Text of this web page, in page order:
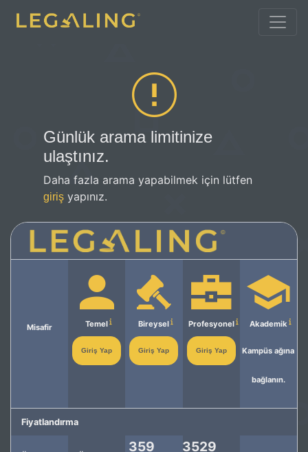
Günlük arama limitinize
ulaştınız.
Daha fazla arama yapabilmek için lütfen
giriş yapınız.
Misafir Temel
Giriş Yap
Bireysel
Giriş Yap
Profesyonel
Giriş Yap
Akademik
Kampüs ağına
bağlanın.
Fiyatlandırma
359
3529